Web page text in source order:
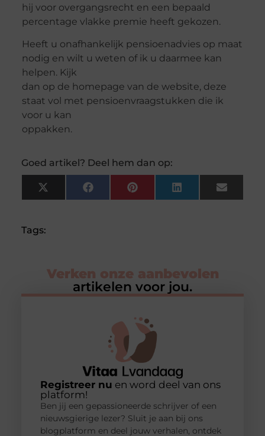
hij voor overgangsrecht en een bepaald
percentage vlakke premie heeft gekozen.
Heeft u onafhankelijk pensioenadvies op maat
nodig en wilt u weten of ik u daarmee kan
helpen. Kijk
dan op de homepage van de website, deze
staat vol met pensioenvraagstukken die ik
voor u kan
oppakken.
Goed artikel? Deel hem dan op:
X
(Twitter)
FacebookPinterestLinkedInEmail
Tags:
Verken onze aanbevolen
artikelen voor jou.
Registreer nu en word deel van ons
platform!
Ben jij een gepassioneerde schrijver of een
nieuwsgierige lezer? Sluit je aan bij ons
blogplatform en deel jouw verhalen, ontdek